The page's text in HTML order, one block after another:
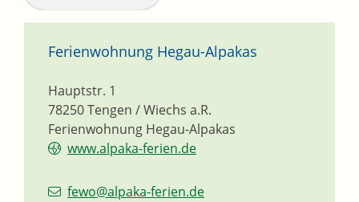
Ferienwohnung Hegau-Alpakas
Ferienwohnung Hegau-Alpakas
Hauptstr. 1
78250Tengen / Wiechs a.R.
www.alpaka-ferien.de
fewo@alpaka-ferien.de